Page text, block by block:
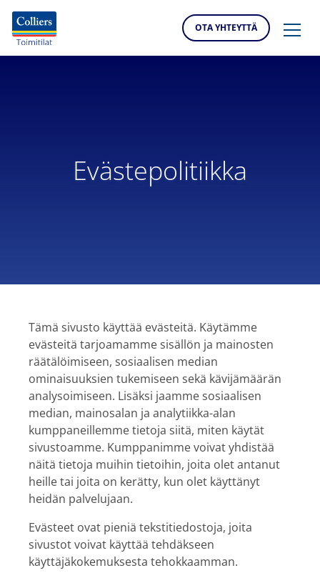
OTA YHTEYTTÄ
Evästepolitiikka
Tämä sivusto käyttää evästeitä. Käytämme
evästeitä tarjoamamme sisällön ja mainosten
räätälöimiseen, sosiaalisen median
ominaisuuksien tukemiseen sekä kävijämäärän
analysoimiseen. Lisäksi jaamme sosiaalisen
median, mainosalan ja analytiikka-alan
kumppaneillemme tietoja siitä, miten käytät
sivustoamme. Kumppanimme voivat yhdistää
näitä tietoja muihin tietoihin, joita olet antanut
heille tai joita on kerätty, kun olet käyttänyt
heidän palvelujaan.
Evästeet ovat pieniä tekstitiedostoja, joita
sivustot voivat käyttää tehdäkseen
käyttäjäkokemuksesta tehokkaamman.